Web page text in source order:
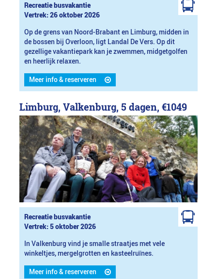
Recreatie busvakantie
Vertrek: 26 oktober 2026
Op de grens van Noord-Brabant en Limburg, midden in
de bossen bij Overloon, ligt Landal De Vers. Op dit
gezellige vakantiepark kan je zwemmen, midgetgolfen
en heerlijk relaxen.
Meer info & reserveren
Limburg, Valkenburg, 5 dagen, €1049
Recreatie busvakantie
Vertrek: 5 oktober 2026
In Valkenburg vind je smalle straatjes met vele
winkeltjes, mergelgrotten en kasteelruïnes.
Meer info & reserveren